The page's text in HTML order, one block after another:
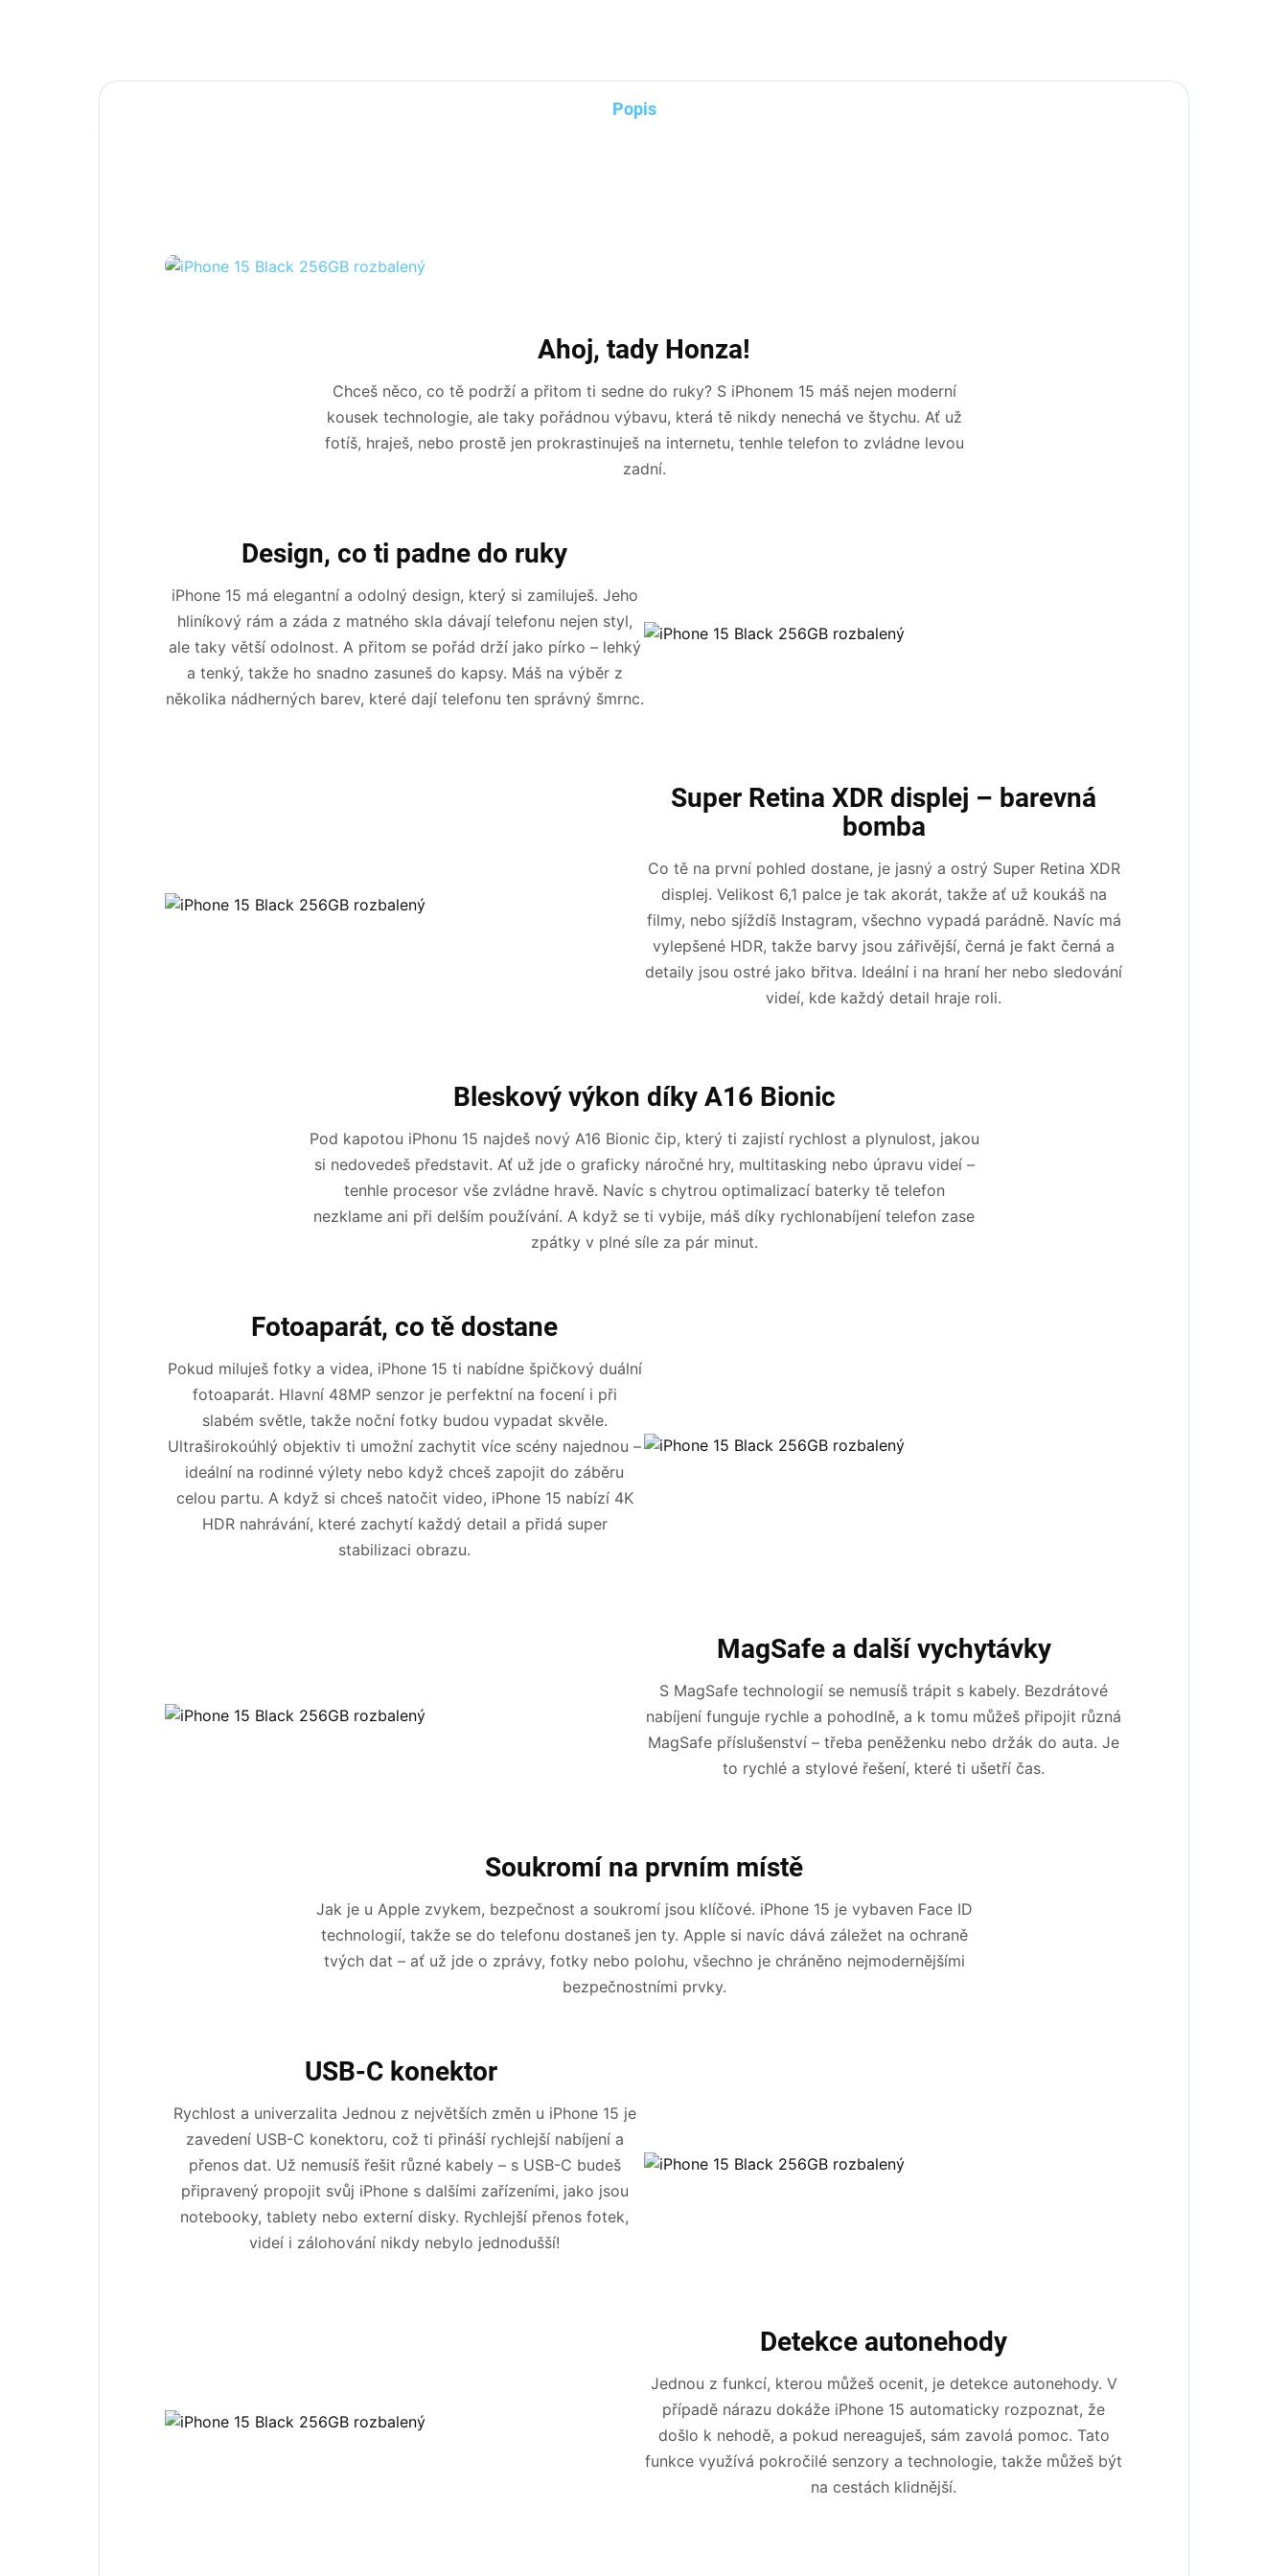
Popis
Ahoj, tady Honza!
Chceš něco, co tě podrží a přitom ti sedne do ruky? S iPhonem 15 máš nejen moderní
kousek technologie, ale taky pořádnou výbavu, která tě nikdy nenechá ve štychu. Ať už
fotíš, hraješ, nebo prostě jen prokrastinuješ na internetu, tenhle telefon to zvládne levou
zadní.
Design, co ti padne do ruky
iPhone 15 má elegantní a odolný design, který si zamiluješ. Jeho
hliníkový rám a záda z matného skla dávají telefonu nejen styl,
ale taky větší odolnost. A přitom se pořád drží jako pírko – lehký
a tenký, takže ho snadno zasuneš do kapsy. Máš na výběr z
několika nádherných barev, které dají telefonu ten správný šmrnc.
Super Retina XDR displej – barevná
bomba
Co tě na první pohled dostane, je jasný a ostrý Super Retina XDR
displej. Velikost 6,1 palce je tak akorát, takže ať už koukáš na
filmy, nebo sjíždíš Instagram, všechno vypadá parádně. Navíc má
vylepšené HDR, takže barvy jsou zářivější, černá je fakt černá a
detaily jsou ostré jako břitva. Ideální i na hraní her nebo sledování
videí, kde každý detail hraje roli.
Bleskový výkon díky A16 Bionic
Pod kapotou iPhonu 15 najdeš nový A16 Bionic čip, který ti zajistí rychlost a plynulost, jakou
si nedovedeš představit. Ať už jde o graficky náročné hry, multitasking nebo úpravu videí –
tenhle procesor vše zvládne hravě. Navíc s chytrou optimalizací baterky tě telefon
nezklame ani při delším používání. A když se ti vybije, máš díky rychlonabíjení telefon zase
zpátky v plné síle za pár minut.
Fotoaparát, co tě dostane
Pokud miluješ fotky a videa, iPhone 15 ti nabídne špičkový duální
fotoaparát. Hlavní 48MP senzor je perfektní na focení i při
slabém světle, takže noční fotky budou vypadat skvěle.
Ultraširokoúhlý objektiv ti umožní zachytit více scény najednou –
ideální na rodinné výlety nebo když chceš zapojit do záběru
celou partu. A když si chceš natočit video, iPhone 15 nabízí 4K
HDR nahrávání, které zachytí každý detail a přidá super
stabilizaci obrazu.
MagSafe a další vychytávky
S MagSafe technologií se nemusíš trápit s kabely. Bezdrátové
nabíjení funguje rychle a pohodlně, a k tomu můžeš připojit různá
MagSafe příslušenství – třeba peněženku nebo držák do auta. Je
to rychlé a stylové řešení, které ti ušetří čas.
Soukromí na prvním místě
Jak je u Apple zvykem, bezpečnost a soukromí jsou klíčové. iPhone 15 je vybaven Face ID
technologií, takže se do telefonu dostaneš jen ty. Apple si navíc dává záležet na ochraně
tvých dat – ať už jde o zprávy, fotky nebo polohu, všechno je chráněno nejmodernějšími
bezpečnostními prvky.
USB-C konektor
Rychlost a univerzalita Jednou z největších změn u iPhone 15 je
zavedení USB-C konektoru, což ti přináší rychlejší nabíjení a
přenos dat. Už nemusíš řešit různé kabely – s USB-C budeš
připravený propojit svůj iPhone s dalšími zařízeními, jako jsou
notebooky, tablety nebo externí disky. Rychlejší přenos fotek,
videí i zálohování nikdy nebylo jednodušší!
Detekce autonehody
Jednou z funkcí, kterou můžeš ocenit, je detekce autonehody. V
případě nárazu dokáže iPhone 15 automaticky rozpoznat, že
došlo k nehodě, a pokud nereaguješ, sám zavolá pomoc. Tato
funkce využívá pokročilé senzory a technologie, takže můžeš být
na cestách klidnější.